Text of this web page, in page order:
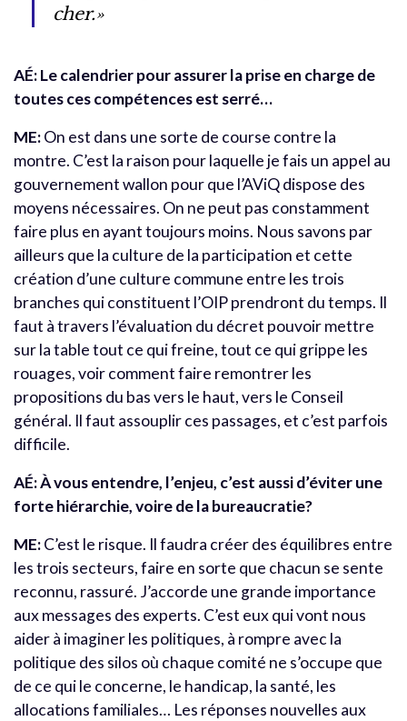
cher.»
AÉ:Le calendrier pour assurer la prise en charge de
toutes ces compétences est serré…
ME:On est dans une sorte de course contre la
montre. C’est la raison pour laquelle je fais un appel au
gouvernement wallon pour que l’AViQ dispose des
moyens nécessaires. On ne peut pas constamment
faire plus en ayant toujours moins. Nous savons par
ailleurs que la culture de la participation et cette
création d’une culture commune entre les trois
branches qui constituent l’OIP prendront du temps. Il
faut à travers l’évaluation du décret pouvoir mettre
sur la table tout ce qui freine, tout ce qui grippe les
rouages, voir comment faire remontrer les
propositions du bas vers le haut, vers le Conseil
général. Il faut assouplir ces passages, et c’est parfois
difficile.
AÉ:À vous entendre, l’enjeu, c’est aussi d’éviter une
forte hiérarchie, voire de la bureaucratie?
ME:C’est le risque. Il faudra créer des équilibres entre
les trois secteurs, faire en sorte que chacun se sente
reconnu, rassuré. J’accorde une grande importance
aux messages des experts. C’est eux qui vont nous
aider à imaginer les politiques, à rompre avec la
politique des silos où chaque comité ne s’occupe que
de ce qui le concerne, le handicap, la santé, les
allocations familiales… Les réponses nouvelles aux